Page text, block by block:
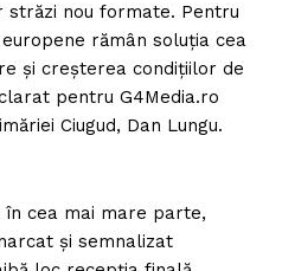
străzi nou formate. Pentru
rămân soluția cea
și creșterea condițiilor de
pentru G4Media.ro
Ciugud, Dan Lungu.
cea mai mare parte,
și semnalizat